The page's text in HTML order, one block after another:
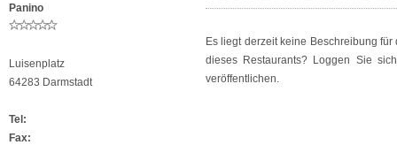
Panino
Luisenplatz
64283 Darmstadt
Tel:
Fax:
Es liegt derzeit keine Beschreibung
dieses Restaurants? Loggen Sie
veröffentlichen.